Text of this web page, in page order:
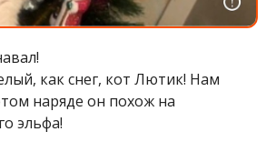
как снег, кот Лютик! Нам
наряде он похож на
эльфа!